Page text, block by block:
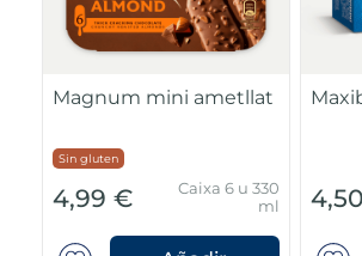
Magnum mini ametllat
Sin gluten
4,99 €
Caixa 6 u 330
ml